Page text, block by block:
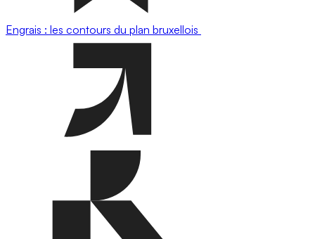
Engrais : les contours du plan bruxellois